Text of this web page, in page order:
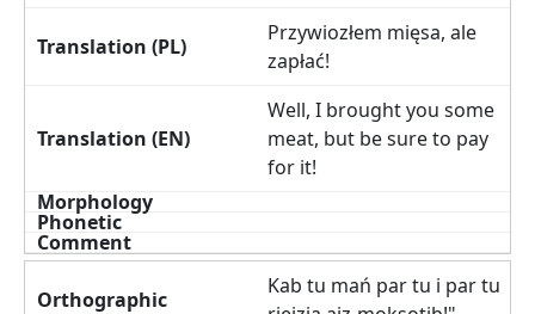
Przywiozłem mięsa, ale
zapłać!
Well, I brought you some
meat, but be sure to pay
for it!
Kab tu mań par tu i par tu